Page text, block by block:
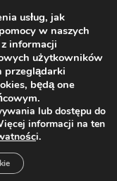
czarny mat P61
usług, jak
w naszych
informacji
użytkowników
przeglądarki
będą one
lub dostępu do
informacji na ten
i.